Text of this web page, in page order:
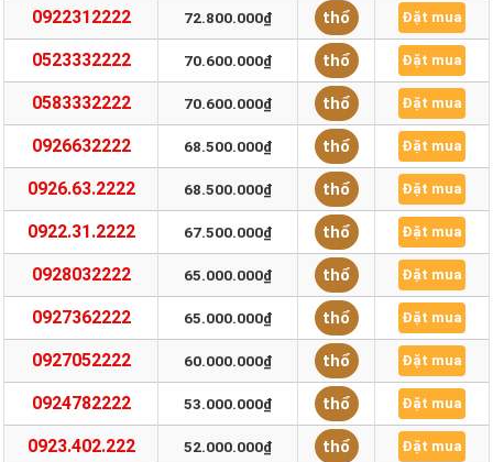
0922312222 72.800.000₫ thổ Đặt mua
0523332222 70.600.000₫ thổ Đặt mua
0583332222 70.600.000₫ thổ Đặt mua
0926632222 68.500.000₫ thổ Đặt mua
0926.63.2222 68.500.000₫ thổ Đặt mua
0922.31.2222 67.500.000₫ thổ Đặt mua
0928032222 65.000.000₫ thổ Đặt mua
0927362222 65.000.000₫ thổ Đặt mua
0927052222 60.000.000₫ thổ Đặt mua
0924782222 53.000.000₫ thổ Đặt mua
0923.402.222 52.000.000₫ thổ Đặt mua